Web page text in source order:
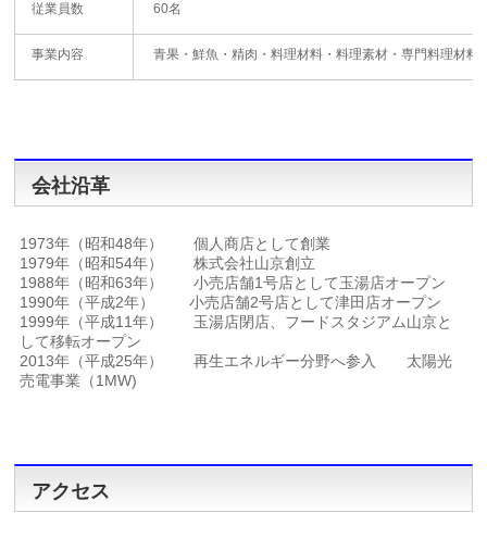
従業員数 60名
事業内容 青果・鮮魚・精肉・料理材料・料理素材・専門料理材料
会社沿革
1973年（昭和48年） 個人商店として創業
1979年（昭和54年） 株式会社山京創立
1988年（昭和63年） 小売店舗1号店として玉湯店オープン
1990年（平成2年） 小売店舗2号店として津田店オープン
1999年（平成11年） 玉湯店閉店、フードスタジアム山京と
して移転オープン
2013年（平成25年） 再生エネルギー分野へ参入 太陽光
売電事業（1MW)
アクセス